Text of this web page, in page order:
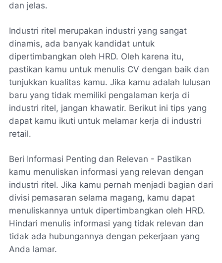
dan jelas.
Industri ritel merupakan industri yang sangat
dinamis, ada banyak kandidat untuk
dipertimbangkan oleh HRD. Oleh karena itu,
pastikan kamu untuk menulis CV dengan baik dan
tunjukkan kualitas kamu. Jika kamu adalah lulusan
baru yang tidak memiliki pengalaman kerja di
industri ritel, jangan khawatir. Berikut ini tips yang
dapat kamu ikuti untuk melamar kerja di industri
retail.
Beri Informasi Penting dan Relevan - Pastikan
kamu menuliskan informasi yang relevan dengan
industri ritel. Jika kamu pernah menjadi bagian dari
divisi pemasaran selama magang, kamu dapat
menuliskannya untuk dipertimbangkan oleh HRD.
Hindari menulis informasi yang tidak relevan dan
tidak ada hubungannya dengan pekerjaan yang
Anda lamar.